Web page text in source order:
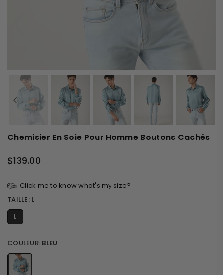
Chemisier En Soie Pour Homme Boutons Cachés
Prix
$139.00
Click me to know what's my size?
TAILLE: L
L
COULEUR: BLEU